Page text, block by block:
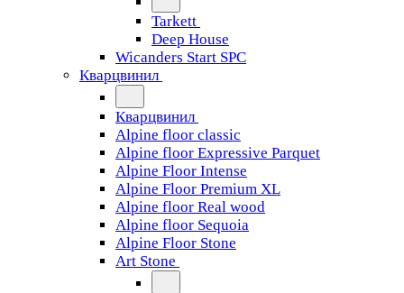
Tarkett
Deep House
Wicanders Start SPC
Кварцвинил
Кварцвинил
Alpine floor classic
Alpine floor Expressive Parquet
Alpine Floor Intense
Alpine Floor Premium XL
Alpine floor Real wood
Alpine floor Sequoia
Alpine Floor Stone
Art Stone